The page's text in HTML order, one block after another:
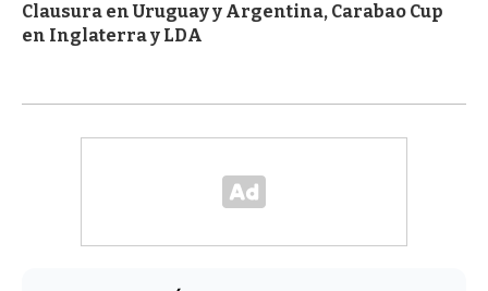
Clausura en Uruguay y Argentina, Carabao Cup
en Inglaterra y LDA